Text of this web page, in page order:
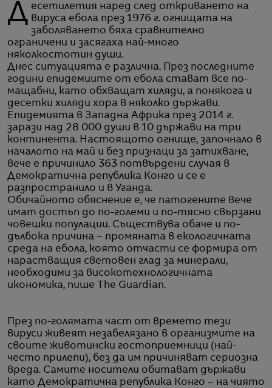
Десетилетия наред след откриването на вируса ебола през 1976 г. огнищата на
заболяването бяха сравнително
ограничени и засягаха най-много
няколкостотин души.
Днес ситуацията е различна. През последните
години епидемиите от ебола стават все по-
мащабни, като обхващат хиляди, а понякога и
десетки хиляди хора в няколко държави.
Епидемията в Западна Африка през 2014 г.
зарази над 28 000 души в 10 държави на три
континента. Настоящото огнище, започнало в
началото на май и без признаци за затихване,
вече е причинило 363 потвърдени случая в
Демократична република Конго и се е
разпространило и в Уганда.
Обичайното обяснение е, че патогените вече
имат достъп до по-големи и по-тясно свързани
човешки популации. Съществува обаче и по-
дълбока причина – промяната в екологичната
среда на ебола, която отчасти се формира от
нарастващия световен глад за минерали,
необходими за високотехнологичната
икономика, пише The Guardian.
През по-голямата част от времето тези
вируси живеят незабелязано в организмите на
своите животински гостоприемници (най-
често прилепи), без да им причиняват сериозна
вреда. Самите носители обитават държави
като Демократична република Конго – на чиято